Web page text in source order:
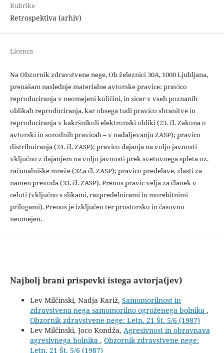
Rubrike
Retrospektiva (arhiv)
Licenca
Na Obzornik zdravstvene nege, Ob železnici 30A, 1000 Ljubljana,
prenašam naslednje materialne avtorske pravice: pravico
reproduciranja v neomejeni količini, in sicer v vseh poznanih
oblikah reproduciranja, kar obsega tudi pravico shranitve in
reproduciranja v kakršnikoli elektronski obliki (23. čl. Zakona o
avtorski in sorodnih pravicah – v nadaljevanju ZASP); pravico
distribuiranja (24. čl. ZASP); pravico dajanja na voljo javnosti
vključno z dajanjem na voljo javnosti prek svetovnega spleta oz.
računalniške mreže (32.a čl. ZASP); pravico predelave, zlasti za
namen prevoda (33. čl. ZASP). Prenos pravic velja za članek v
celoti (vključno s slikami, razpredelnicami in morebitnimi
prilogami). Prenos je izključen ter prostorsko in časovno
neomejen.
Najbolj brani prispevki istega avtorja(jev)
Lev Milčinski, Nadja Kariž, Samomorilnost in
zdravstvena nega samomorilno ogroženega bolnika ,
Obzornik zdravstvene nege: Letn. 21 Št. 5/6 (1987)
Lev Milčinski, Joco Kondža, Agresivnost in obravnava
agresivnega bolnika , Obzornik zdravstvene nege:
Letn. 21 Št. 5/6 (1987)